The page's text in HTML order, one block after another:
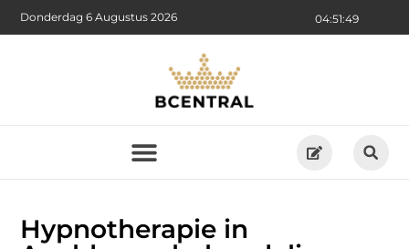
04:51:51
Donderdag 6 Augustus 2026
Hypnotherapie in